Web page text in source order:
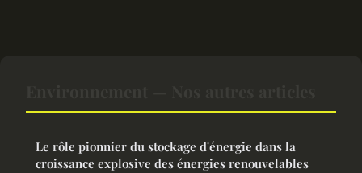
Le rôle pionnier du stockage d'énergie dans la
croissance explosive des énergies renouvelables